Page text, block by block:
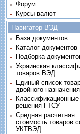
Форум
Курсы валют
Навигатор ВЭД
База документов
Каталог документов
Подборка
Украинская
товаров ВЭД
Единый список
двойного назначения
Классификационные
решения ГТСУ
Средняя расчетная
стоимость товаров
УКТВЭД